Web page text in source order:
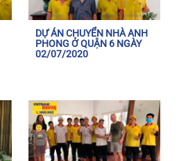
DỰ ÁN CHUYỂN NHÀ ANH
PHONG Ở QUẬN 6 NGÀY
02/07/2020